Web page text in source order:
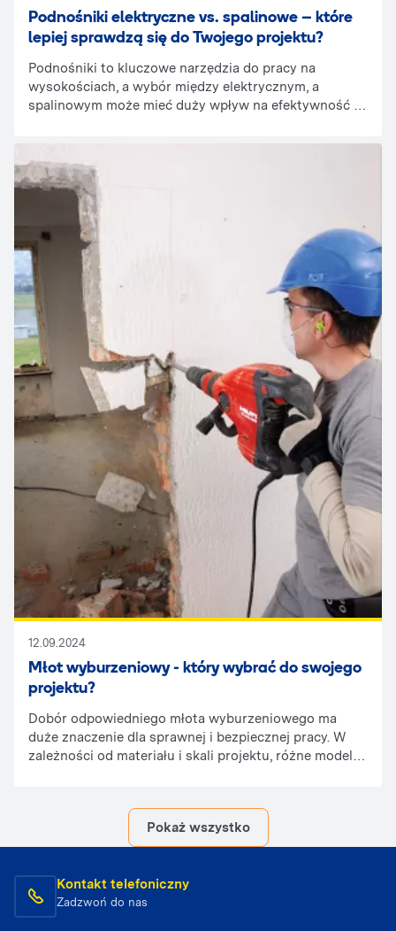
Podnośniki elektryczne vs. spalinowe – które
lepiej sprawdzą się do Twojego projektu?
Podnośniki to kluczowe narzędzia do pracy na
wysokościach, a wybór między elektrycznym, a
spalinowym może mieć duży wpływ na efektywność i
12.09.2024
Młot wyburzeniowy - który wybrać do swojego
projektu?
Dobór odpowiedniego młota wyburzeniowego ma
duże znaczenie dla sprawnej i bezpiecznej pracy. W
zależności od materiału i skali projektu, różne modele
dopasowany do Twoich potrzeb, uwzględniając moc,
wagę oraz zastosowanie.Pokaż wszystko
Kontakt telefoniczny
Zadzwoń do nas